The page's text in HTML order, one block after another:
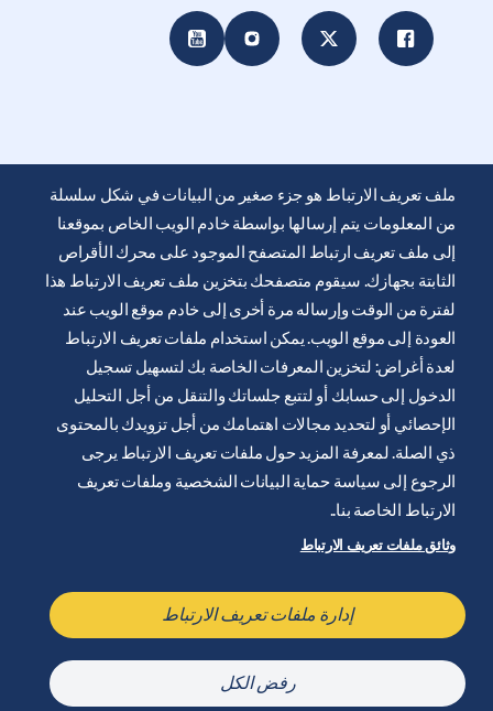
يتم توفير موقع الويب هذا من قِبل شركة ايرليكيد للرعاية الصحية
لتثقيف ودعم المصابين بالسكري. انها للعلم فقط ولا تحل محل
التوصيات الطبية. دائما اطلب المشورة من أخصائي الرعاية الصحية.
شروط وأحكام الموقع الإلكتروني
سياسة الخصوصية
تعريف ملف الارتباطات
إشعار قانوني
إدارة ملفات تعريف الارتباط
ملف تعريف الارتباط هو جزء صغير من البيانات في شكل سلسلة
من المعلومات يتم إرسالها بواسطة خادم الويب الخاص بموقعنا
إلى ملف تعريف ارتباط المتصفح الموجود على محرك الأقراص
الثابتة بجهازك. سيقوم متصفحك بتخزين ملف تعريف الارتباط هذا
لفترة من الوقت وإرساله مرة أخرى إلى خادم موقع الويب عند
العودة إلى موقع الويب. يمكن استخدام ملفات تعريف الارتباط
لعدة أغراض: لتخزين المعرفات الخاصة بك لتسهيل تسجيل
الدخول إلى حسابك أو لتتبع جلساتك والتنقل من أجل التحليل
الإحصائي أو لتحديد مجالات اهتمامك من أجل تزويدك بالمحتوى
ذي الصلة. لمعرفة المزيد حول ملفات تعريف الارتباط يرجى
الرجوع إلى سياسة حماية البيانات الشخصية وملفات تعريف
الارتباط الخاصة بنا..
وثائق ملفات تعريف الارتباط
إدارة ملفات تعريف الارتباط
رفض الكل